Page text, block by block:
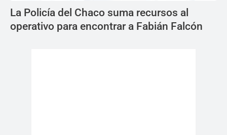
La Policía del Chaco suma recursos al
operativo para encontrar a Fabián Falcón